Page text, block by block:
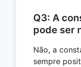
Q3: A
pode ser
Não, a
sempre